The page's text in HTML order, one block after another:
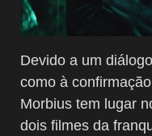
Devido a um
como à
Morbius tem lugar
dois filmes da